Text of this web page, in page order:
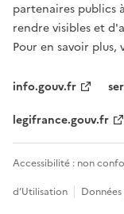
partenaires publics
rendre visibles et
Pour en savoir plus,
info.gouv.fr
legifrance.gouv.fr
Accessibilité : non
d’Utilisation